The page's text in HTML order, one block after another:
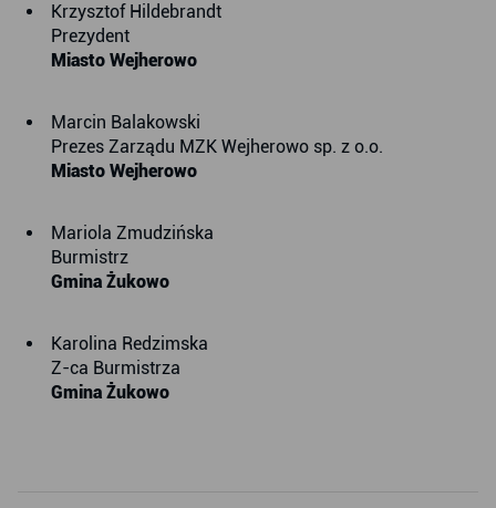
Krzysztof Hildebrandt
Prezydent
Miasto Wejherowo
Marcin Balakowski
Prezes Zarządu MZK Wejherowo sp. z o.o.
Miasto Wejherowo
Mariola Zmudzińska
Burmistrz
Gmina Żukowo
Karolina Redzimska
Z-ca Burmistrza
Gmina Żukowo